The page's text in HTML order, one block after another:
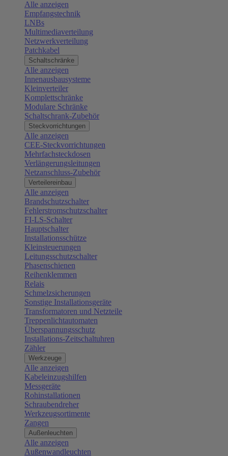
Alle anzeigen
Empfangstechnik
LNBs
Multimediaverteilung
Netzwerkverteilung
Patchkabel
Schaltschränke
Alle anzeigen
Innenausbausysteme
Kleinverteiler
Komplettschränke
Modulare Schränke
Schaltschrank-Zubehör
Steckvorrichtungen
Alle anzeigen
CEE-Steckvorrichtungen
Mehrfachsteckdosen
Verlängerungsleitungen
Netzanschluss-Zubehör
Verteilereinbau
Alle anzeigen
Brandschutzschalter
Fehlerstromschutzschalter
FI-LS-Schalter
Hauptschalter
Installationsschütze
Kleinsteuerungen
Leitungsschutzschalter
Phasenschienen
Reihenklemmen
Relais
Schmelzsicherungen
Sonstige Installationsgeräte
Transformatoren und Netzteile
Treppenlichtautomaten
Überspannungsschutz
Installations-Zeitschaltuhren
Zähler
Werkzeuge
Alle anzeigen
Kabeleinzugshilfen
Messgeräte
Rohinstallationen
Schraubendreher
Werkzeugsortimente
Zangen
Außenleuchten
Alle anzeigen
Außenwandleuchten